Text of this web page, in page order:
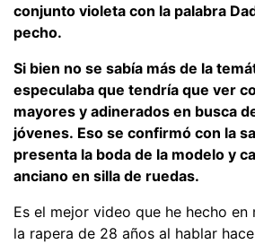
conjunto violeta con la palabra
pecho.
Si bien no se sabía más de la
especulaba que tendría que ver
mayores y adinerados en busca
jóvenes. Eso se confirmó con la
presenta la boda de la modelo y
anciano en silla de ruedas.
Es el mejor video que he hecho en
la rapera de 28 años al hablar